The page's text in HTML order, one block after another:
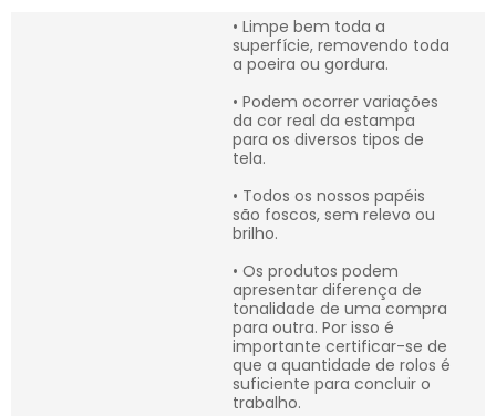
• Limpe bem toda a
superfície, removendo toda
a poeira ou gordura.
• Podem ocorrer variações
da cor real da estampa
para os diversos tipos de
tela.
• Todos os nossos papéis
são foscos, sem relevo ou
brilho.
• Os produtos podem
apresentar diferença de
tonalidade de uma compra
para outra. Por isso é
importante certificar-se de
que a quantidade de rolos é
suficiente para concluir o
trabalho.